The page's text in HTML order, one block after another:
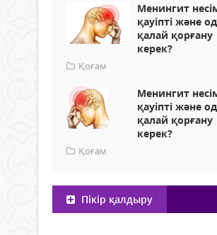
Менингит
қауіпті және
қалай қорғану
керек?
Қоғам
Менингит
қауіпті және
қалай қорғану
керек?
Қоғам
Пікір қалдыру